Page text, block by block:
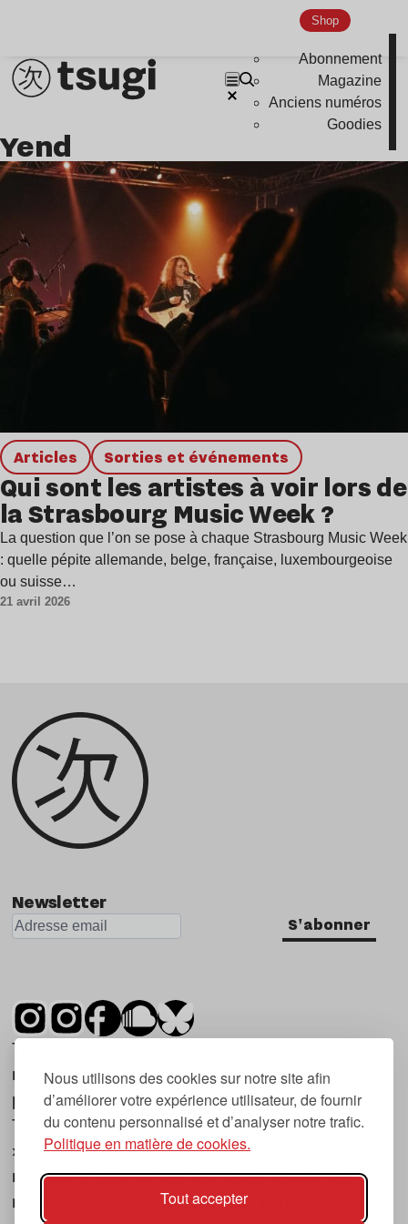
Nous utilisons des cookies sur notre site afin
d’améliorer votre expérience utilisateur, de fournir
du contenu personnalisé et d’analyser notre trafic.
Politique en matière de cookies.
Tout accepter
Shop
Abonnement
Magazine
Anciens numéros
Goodies
Yend
Articles Sorties et événements
Qui sont les artistes à voir lors de
la Strasbourg Music Week ?
La question que l’on se pose à chaque Strasbourg Music Week
: quelle pépite allemande, belge, française, luxembourgeoise
ou suisse…
21 avril 2026
Newsletter
S'abonner
Tsugi est un mensuel indépendant sur la
musique et les nouvelles tendances, dont la
première parution date de 2007.
Tsugi en japonais signifie « prochain », « suivant
», ce qui correspond à la thématique du
magazine, à l’affût des nouvelles tendances
musicales, qu’elles viennent de la musique